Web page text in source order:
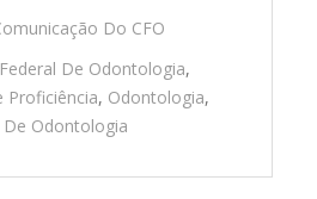
Do CFO
De Odontologia,
Proficiência, Odontologia,
Odontologia